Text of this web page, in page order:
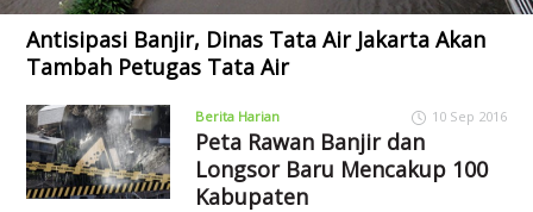
Antisipasi Banjir, Dinas Tata Air Jakarta Akan
Tambah Petugas Tata Air
Berita Harian 10 Sep 2016
Peta Rawan Banjir dan
Longsor Baru Mencakup 100
Kabupaten